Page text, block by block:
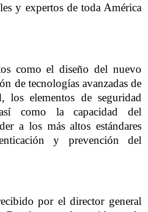
y expertos de toda América
como el diseño del nuevo
de tecnologías avanzadas de
los elementos de seguridad
como la capacidad del
a los más altos estándares
y prevención del
por el director general